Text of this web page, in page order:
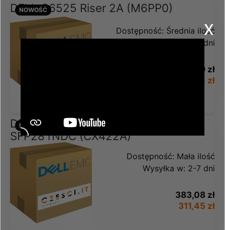
DELL C6525 Riser 2A (M6PP0)
Dostępność: Średnia ilość
2-7 dni
1 548,99 zł
1 259,34 zł
NOWOŚĆ
DELL ConnectX-4 2-Port 25Gbps
SFP28 rNDC (CX422A)
Dostępność: Mała ilość
Wysyłka w: 2-7 dni
383,08 zł
311,45 zł
NOWOŚĆ
x